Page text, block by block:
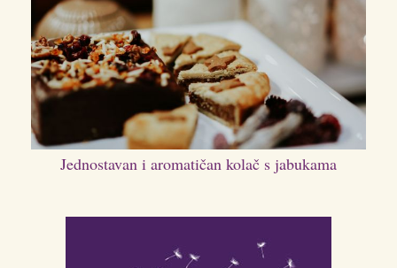
Jednostavan i aromatičan kolač s jabukama